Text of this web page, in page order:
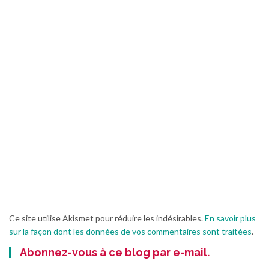
Ce site utilise Akismet pour réduire les indésirables.En savoir plus
sur la façon dont les données de vos commentaires sont traitées.
Abonnez-vous à ce blog par e-mail.